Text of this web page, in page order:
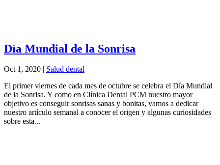
Día Mundial de la Sonrisa
Oct 1, 2020 | Salud dental
El primer viernes de cada mes de octubre se celebra el Día Mundial
de la Sonrisa. Y como en Clínica Dental PCM nuestro mayor
objetivo es conseguir sonrisas sanas y bonitas, vamos a dedicar
nuestro artículo semanal a conocer el origen y algunas curiosidades
sobre esta...